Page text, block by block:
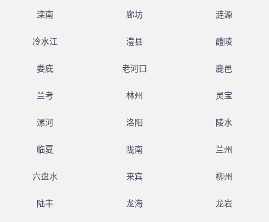
滦南 廊坊 涟源
冷水江 澧县 醴陵
娄底 老河口 鹿邑
兰考 林州 灵宝
漯河 洛阳 陵水
临夏 陇南 兰州
六盘水 来宾 柳州
陆丰 龙海 龙岩